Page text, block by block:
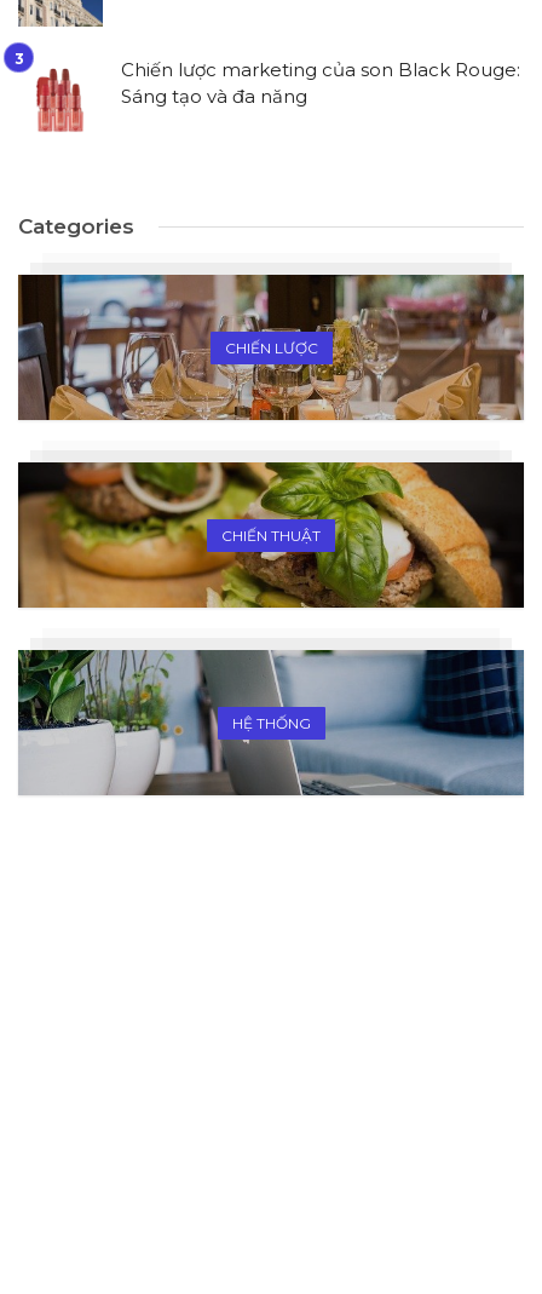
Chiến lược marketing của son Black Rouge:
Sáng tạo và đa năng
Categories
CHIẾN LƯỢC
CHIẾN THUẬT
HỆ THỐNG